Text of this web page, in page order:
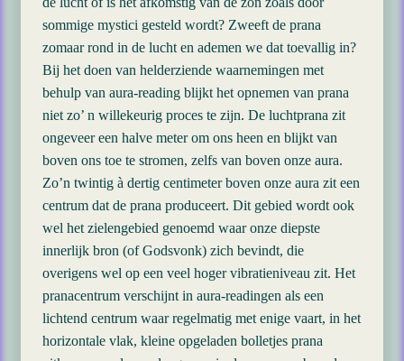
sommige mystici gesteld wordt? Zweeft de prana
zomaar rond in de lucht en ademen we dat toevallig in?
Bij het doen van helderziende waarnemingen met
behulp van aura-reading blijkt het opnemen van prana
niet zo’ n willekeurig proces te zijn. De luchtprana zit
ongeveer een halve meter om ons heen en blijkt van
boven ons toe te stromen, zelfs van boven onze aura.
Zo’n twintig à dertig centimeter boven onze aura zit een
centrum dat de prana produceert. Dit gebied wordt ook
wel het zielengebied genoemd waar onze diepste
innerlijk bron (of Godsvonk) zich bevindt, die
overigens wel op een veel hoger vibratieniveau zit. Het
pranacentrum verschijnt in aura-readingen als een
lichtend centrum waar regelmatig met enige vaart, in het
horizontale vlak, kleine opgeladen bolletjes prana